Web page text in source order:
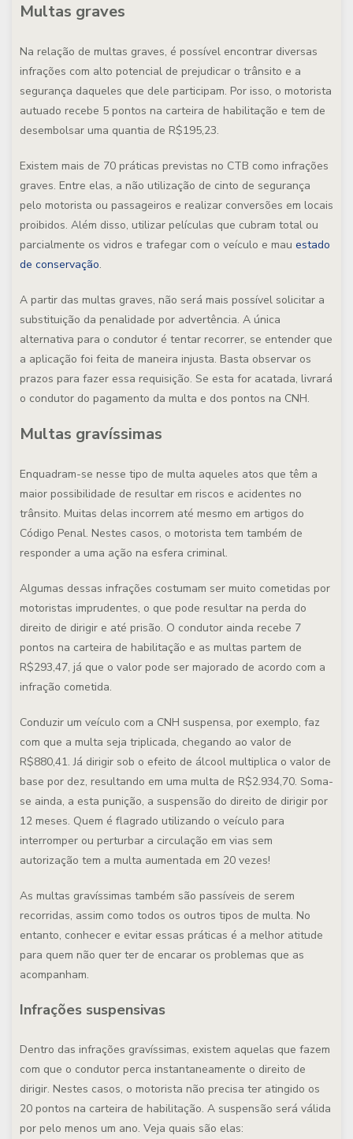
Multas graves
Na relação de multas graves, é possível encontrar diversas
infrações com alto potencial de prejudicar o trânsito e a
segurança daqueles que dele participam. Por isso, o motorista
autuado recebe 5 pontos na carteira de habilitação e tem de
desembolsar uma quantia de R$195,23.
Existem mais de 70 práticas previstas no CTB como infrações
graves. Entre elas, a não utilização de cinto de segurança
pelo motorista ou passageiros e realizar conversões em locais
proibidos. Além disso, utilizar películas que cubram total ou
parcialmente os vidros e trafegar com o veículo e mau estado
de conservação.
A partir das multas graves, não será mais possível solicitar a
substituição da penalidade por advertência. A única
alternativa para o condutor é tentar recorrer, se entender que
a aplicação foi feita de maneira injusta. Basta observar os
prazos para fazer essa requisição. Se esta for acatada, livrará
o condutor do pagamento da multa e dos pontos na CNH.
Multas gravíssimas
Enquadram-se nesse tipo de multa aqueles atos que têm a
maior possibilidade de resultar em riscos e acidentes no
trânsito. Muitas delas incorrem até mesmo em artigos do
Código Penal. Nestes casos, o motorista tem também de
responder a uma ação na esfera criminal.
Algumas dessas infrações costumam ser muito cometidas por
motoristas imprudentes, o que pode resultar na perda do
direito de dirigir e até prisão. O condutor ainda recebe 7
pontos na carteira de habilitação e as multas partem de
R$293,47, já que o valor pode ser majorado de acordo com a
infração cometida.
Conduzir um veículo com a CNH suspensa, por exemplo, faz
com que a multa seja triplicada, chegando ao valor de
R$880,41. Já dirigir sob o efeito de álcool multiplica o valor de
base por dez, resultando em uma multa de R$2.934,70. Soma-
se ainda, a esta punição, a suspensão do direito de dirigir por
12 meses. Quem é flagrado utilizando o veículo para
interromper ou perturbar a circulação em vias sem
autorização tem a multa aumentada em 20 vezes!
As multas gravíssimas também são passíveis de serem
recorridas, assim como todos os outros tipos de multa. No
entanto, conhecer e evitar essas práticas é a melhor atitude
para quem não quer ter de encarar os problemas que as
acompanham.
Infrações suspensivas
Dentro das infrações gravíssimas, existem aquelas que fazem
com que o condutor perca instantaneamente o direito de
dirigir. Nestes casos, o motorista não precisa ter atingido os
20 pontos na carteira de habilitação. A suspensão será válida
por pelo menos um ano. Veja quais são elas: